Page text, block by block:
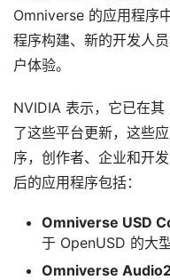
Omniverse 的应用程序
程序构建、新的开发人
户体验。
NVIDIA 表示，它已在
了这些平台更新，这些
序，创作者、企业和开
后的应用程序包括：
Omniverse USD
于 OpenUSD 的大型
Omniverse